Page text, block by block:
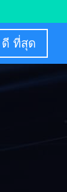
ดี ที่สุด